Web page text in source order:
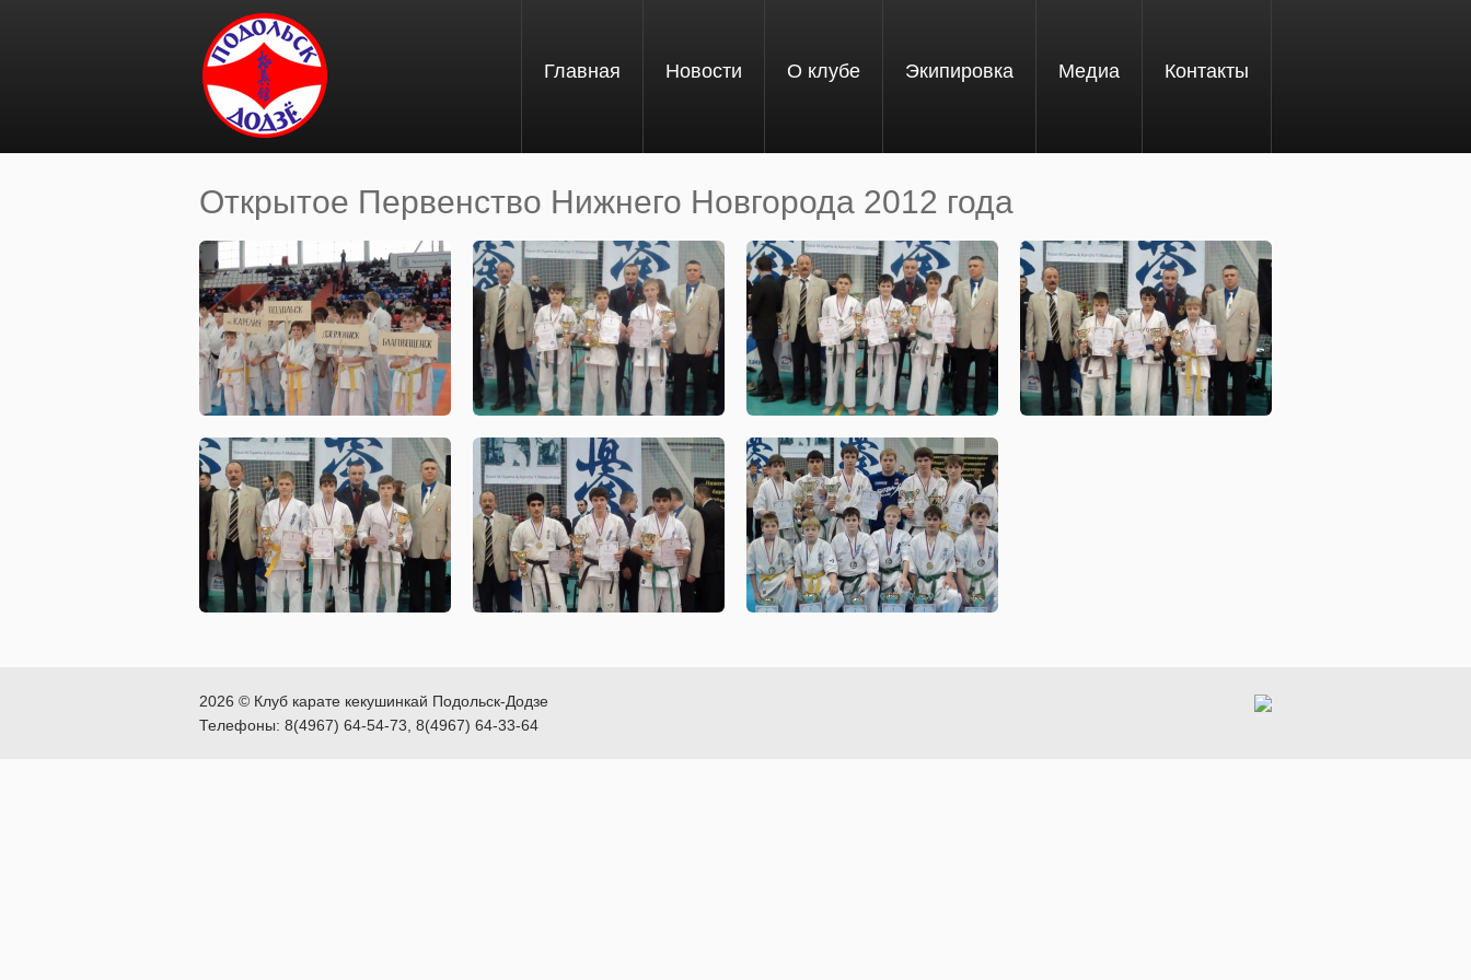
Перейти к основному содержанию
Главная Новости О клубе Экипировка Медиа Контакты
Открытое Первенство Нижнего Новгорода 2012 года
Вы здесь
2026 © Клуб карате кекушинкай Подольск-Додзе
Телефоны: 8(4967) 64-54-73, 8(4967) 64-33-64